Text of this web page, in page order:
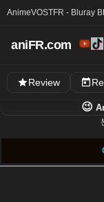
AnimeVOSTFR - Bluray
aniFR.com
Review
😉